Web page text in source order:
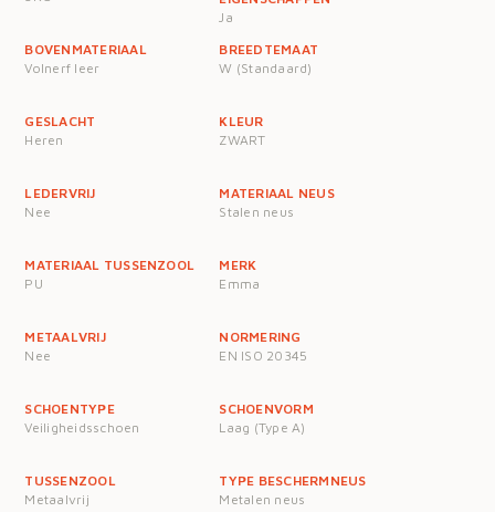
Ja
BOVENMATERIAAL
Volnerf leer
BREEDTEMAAT
W (Standaard)
GESLACHT
Heren
KLEUR
ZWART
LEDERVRIJ
Nee
MATERIAAL NEUS
Stalen neus
MATERIAAL TUSSENZOOL
PU
MERK
Emma
METAALVRIJ
Nee
NORMERING
EN ISO 20345
SCHOENTYPE
Veiligheidsschoen
SCHOENVORM
Laag (Type A)
TUSSENZOOL
Metaalvrij
TYPE BESCHERMNEUS
Metalen neus